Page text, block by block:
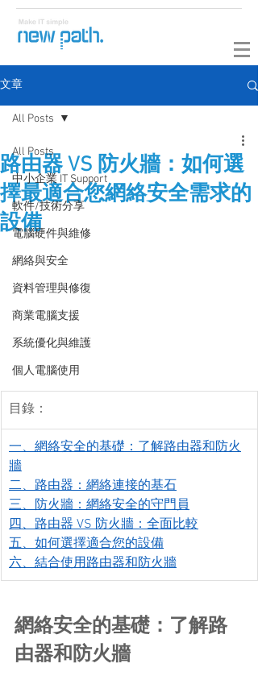
文章
All Posts
中小企業 IT Support
軟件/技術分享
電腦硬件與維修
網絡與安全
資料管理與修復
商業電腦支援
系統優化與維護
個人電腦使用
All Posts
路由器 VS 防火牆：如何選
擇最適合您網絡安全需求的
設備
目錄：
一、網絡安全的基礎：了解路由器和防火
牆
二、路由器：網絡連接的基石
三、防火牆：網絡安全的守門員
四、路由器 VS 防火牆：全面比較
五、如何選擇適合您的設備
六、結合使用路由器和防火牆
網絡安全的基礎：了解路
由器和防火牆